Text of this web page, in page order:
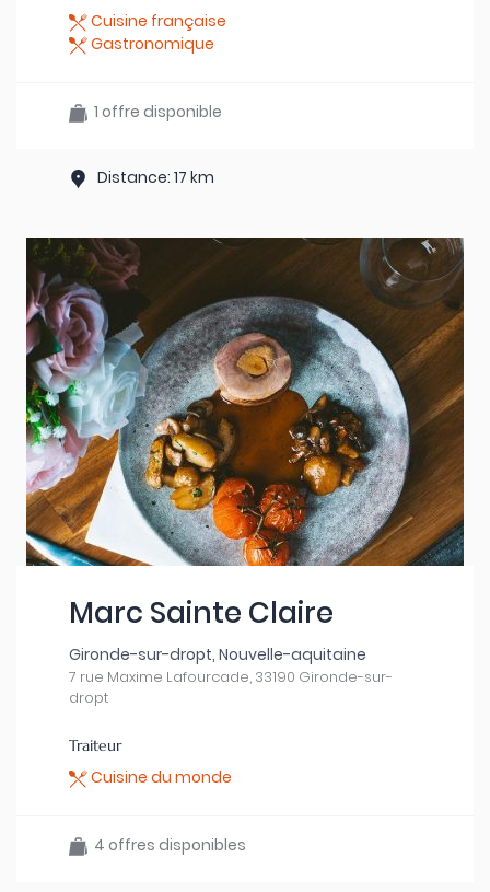
Cuisine française
Gastronomique
1 offre disponible
Distance: 17 km
Marc Sainte Claire
Gironde-sur-dropt, Nouvelle-aquitaine
7 rue Maxime Lafourcade, 33190 Gironde-sur-
dropt
Traiteur
Cuisine du monde
4 offres disponibles